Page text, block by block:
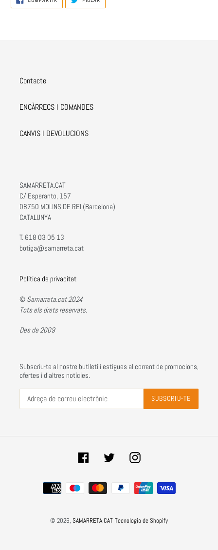
A
FACEBOOK TWITTER
Contacte
ENCÀRRECS I COMANDES
CANVIS I DEVOLUCIONS
SAMARRETA.CAT
C/ Esperanto, 157
08750 MOLINS DE REI (Barcelona)
CATALUNYA
T. 618 03 05 13
botiga@samarreta.cat
Política de privacitat
© Samarreta.cat 2024
Tots els drets reservats.
Des de 2009
Subscriu-te al nostre butlletí i estigues al corrent de promocions,
ofertes i d'altres notícies.
SUBSCRIU-TE
FacebookTwitter Instagram
Sistemes
de
© 2026, SAMARRETA.CAT Tecnología de Shopify